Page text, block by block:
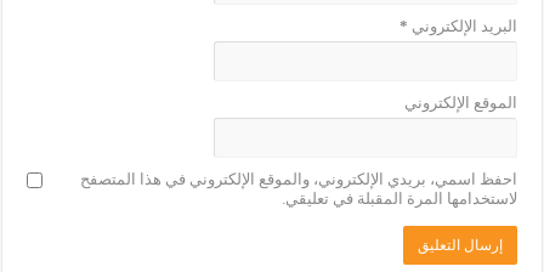
البريد الإلكتروني *
الموقع الإلكتروني
احفظ اسمي، بريدي الإلكتروني، والموقع الإلكتروني في هذا المتصفح
لاستخدامها المرة المقبلة في تعليقي.